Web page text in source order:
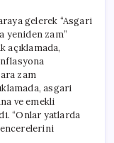
gelerek “Asgari
yeniden zam”
açıklamada,
zam
asgari
ve emekli
“Onlar yatlarda